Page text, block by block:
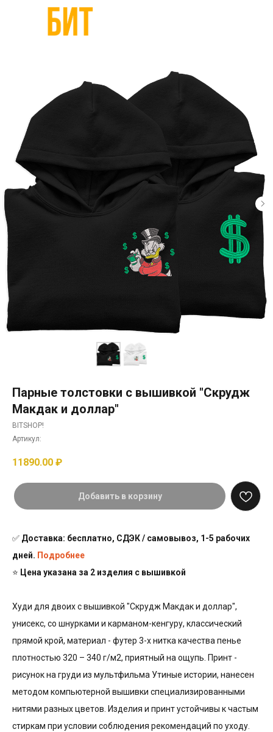
Парные толстовки с вышивкой "Скрудж
Макдак и доллар"
BITSHOP!
Артикул:
11890.00 ₽
Добавить в корзину
✅ Доставка: бесплатно, СДЭК / самовывоз, 1-5 рабочих
дней. Подробнее
⭐ Цена указана за 2 изделия с вышивкой
Худи для двоих с вышивкой "Скрудж Макдак и доллар",
унисекс, со шнурками и карманом-кенгуру, классический
прямой крой, материал - футер 3-х нитка качества пенье
плотностью 320 – 340 г/м2, приятный на ощупь. Принт -
рисунок на груди из мультфильма Утиные истории, нанесен
методом компьютерной вышивки специализированными
нитями разных цветов. Изделия и принт устойчивы к частым
стиркам при условии соблюдения рекомендаций по уходу.